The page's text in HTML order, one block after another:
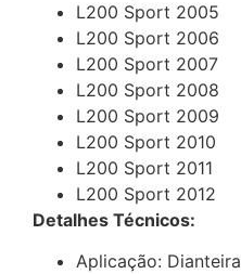
L200 Sport 2005
L200 Sport 2006
L200 Sport 2007
L200 Sport 2008
L200 Sport 2009
L200 Sport 2010
L200 Sport 2011
L200 Sport 2012
Detalhes Técnicos:
Aplicação: Dianteira